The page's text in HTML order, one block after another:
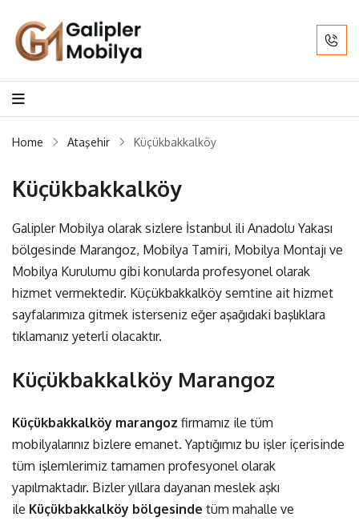
Home Ataşehir Küçükbakkalköy
Küçükbakkalköy
Galipler Mobilya olarak sizlere İstanbul ili Anadolu Yakası
bölgesinde Marangoz, Mobilya Tamiri, Mobilya Montajı ve
Mobilya Kurulumu gibi konularda profesyonel olarak
hizmet vermektedir. Küçükbakkalköy semtine ait hizmet
sayfalarımıza gitmek isterseniz eğer aşağıdaki başlıklara
tıklamanız yeterli olacaktır.
Küçükbakkalköy Marangoz
Küçükbakkalköy marangoz firmamız ile tüm
mobilyalarınız bizlere emanet. Yaptığımız bu işler içerisinde
tüm işlemlerimiz tamamen profesyonel olarak
yapılmaktadır. Bizler yıllara dayanan meslek aşkı
ile Küçükbakkalköy bölgesinde tüm mahalle ve